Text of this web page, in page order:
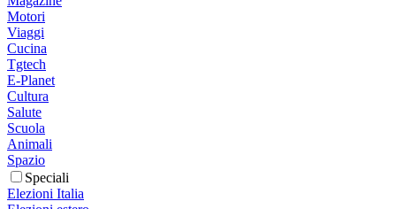
Motori
Viaggi
Cucina
Tgtech
E-Planet
Cultura
Salute
Scuola
Animali
Spazio
Speciali
Elezioni Italia